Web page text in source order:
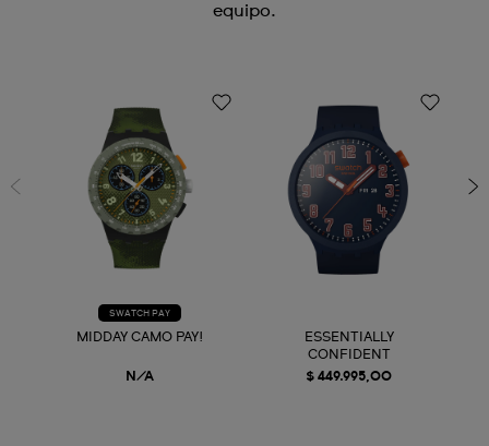
equipo.
SWATCH PAY
MIDDAY CAMO PAY!
N/A
ESSENTIALLY
CONFIDENT
$ 449.995,00